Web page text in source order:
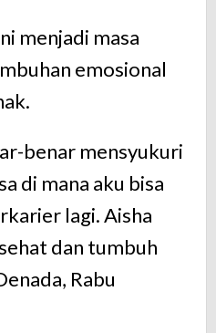
menjadi masa
emosional
benar mensyukuri
di mana aku bisa
lagi. Aisha
dan tumbuh
Rabu